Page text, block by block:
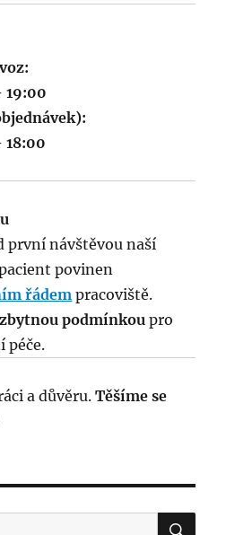
19:00
18:00
první návštěvou naší
povinen
řádem pracoviště.
podmínkou pro
péče.
a důvěru.Těšíme se